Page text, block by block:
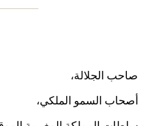
صاحب الجلالة،
أصحاب السمو الملكي،